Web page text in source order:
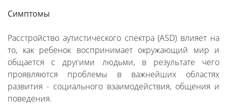
Симптомы
Расстройство аутистического спектра (ASD) влияет на
то, как ребенок воспринимает окружающий мир и
общается с другими людьми, в результате чего
проявляются проблемы в важнейших областях
развития - социального взаимодействия, общения и
поведения.